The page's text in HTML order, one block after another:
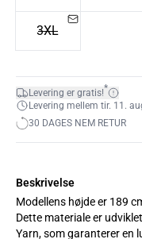
3XL
Levering er gratis!*
Levering mellem tir. 11.
30 DAGES NEM RETUR
Beskrivelse
Modellens højde er 189
Dette materiale er
Yarn, som garanterer en